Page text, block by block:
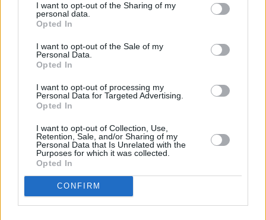
I want to opt-out of the Sharing of my
personal data.
Opted In
I want to opt-out of the Sale of my
Personal Data.
Opted In
I want to opt-out of processing my
Personal Data for Targeted Advertising.
Opted In
I want to opt-out of Collection, Use,
Retention, Sale, and/or Sharing of my
Personal Data that Is Unrelated with the
Purposes for which it was collected.
Opted In
CONFIRM
opiekunów. To pokazuje, jak ważne jest czipowanie
w zapewnieniu bezpieczeństwa zwierząt i możliwości
Zobacz także
Obowiązkowe czipowanie psów i kotów
Darmowa kastracja psa lub kota: